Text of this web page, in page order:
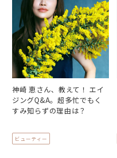
神崎 恵さん、教えて！ エイ
ジングQ&A。超多忙でもく
すみ知らずの理由は？
ビューティー